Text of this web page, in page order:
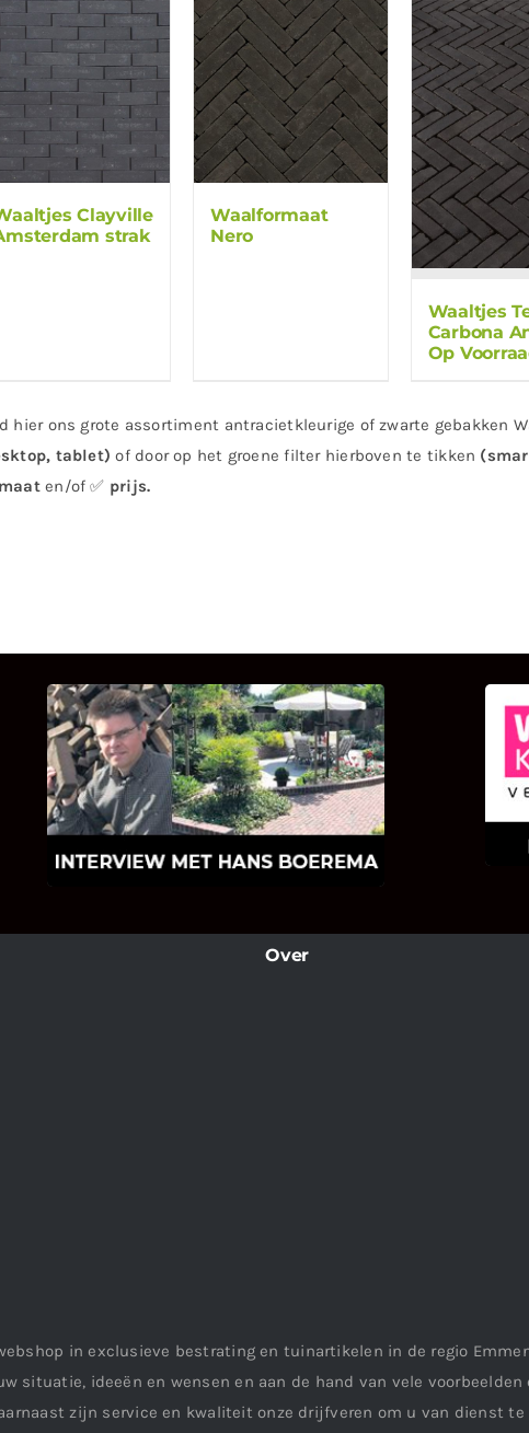
Clayville
strak
Waalformaat
Nero
Waaltjes
Carbona
Op
hier ons grote assortiment antracietkleurige of zwarte gebakken
tablet)of door op het groene filter hierboven te tikken
en/of ✅ prijs.
INTERVIEW MET HANS
BOEREMA
Hoe Bricks and Stones ontstaan is en
wat Hans Boerema motiveert in de
wereld van klinkers en tegels!
Over
in exclusieve bestrating en tuinartikelen in de regio
situatie, ideeën en wensen en aan de hand van vele
zijn service en kwaliteit onze drijfveren om u van dienst